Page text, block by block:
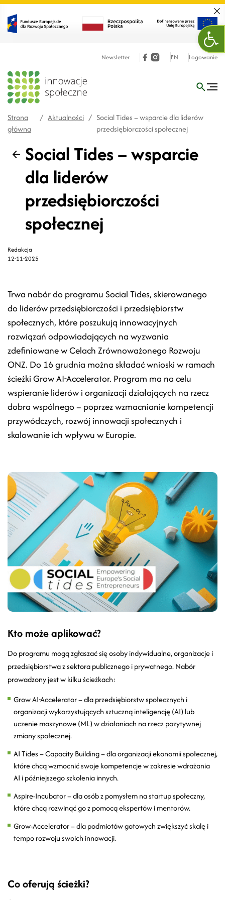
Newsletter EN Logowanie
Strona
główna
/ Aktualności / Social Tides – wsparcie dla liderów
przedsiębiorczości społecznej
Wstecz
Social Tides – wsparcie
dla liderów
przedsiębiorczości
społecznej
Redakcja
12-11-2025
Trwa nabór do programu Social Tides, skierowanego
do liderów przedsiębiorczości i przedsiębiorstw
społecznych, które poszukują innowacyjnych
rozwiązań odpowiadających na wyzwania
zdefiniowane w Celach Zrównoważonego Rozwoju
ONZ. Do 16 grudnia można składać wnioski w ramach
ścieżki Grow AI-Accelerator. Program ma na celu
wspieranie liderów i organizacji działających na rzecz
dobra wspólnego – poprzez wzmacnianie kompetencji
przywódczych, rozwój innowacji społecznych i
skalowanie ich wpływu w Europie.
Kto może aplikować?
Do programu mogą zgłaszać się osoby indywidualne, organizacje i
przedsiębiorstwa z sektora publicznego i prywatnego. Nabór
prowadzony jest w kilku ścieżkach:
Grow AI-Accelerator – dla przedsiębiorstw społecznych i
organizacji wykorzystujących sztuczną inteligencję (AI) lub
uczenie maszynowe (ML) w działaniach na rzecz pozytywnej
zmiany społecznej.
AI Tides – Capacity Building – dla organizacji ekonomii społecznej,
które chcą wzmocnić swoje kompetencje w zakresie wdrażania
AI i późniejszego szkolenia innych.
Aspire-Incubator – dla osób z pomysłem na startup społeczny,
które chcą rozwinąć go z pomocą ekspertów i mentorów.
Grow-Accelerator – dla podmiotów gotowych zwiększyć skalę i
tempo rozwoju swoich innowacji.
Co oferują ścieżki?